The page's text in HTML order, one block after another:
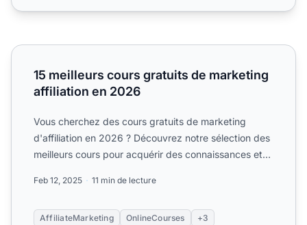
15 meilleurs cours gratuits de marketing affiliation en 2026
15 meilleurs cours gratuits de marketing
affiliation en 2026
Vous cherchez des cours gratuits de marketing
d'affiliation en 2026 ? Découvrez notre sélection des
meilleurs cours pour acquérir des connaissances et
Feb 12, 2025 11 min de lecture
AffiliateMarketing OnlineCourses +3